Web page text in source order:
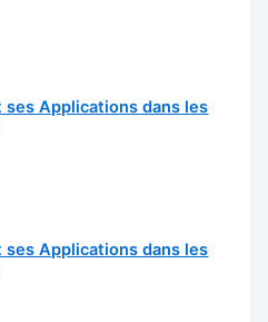
ses Applications dans les
ses Applications dans les